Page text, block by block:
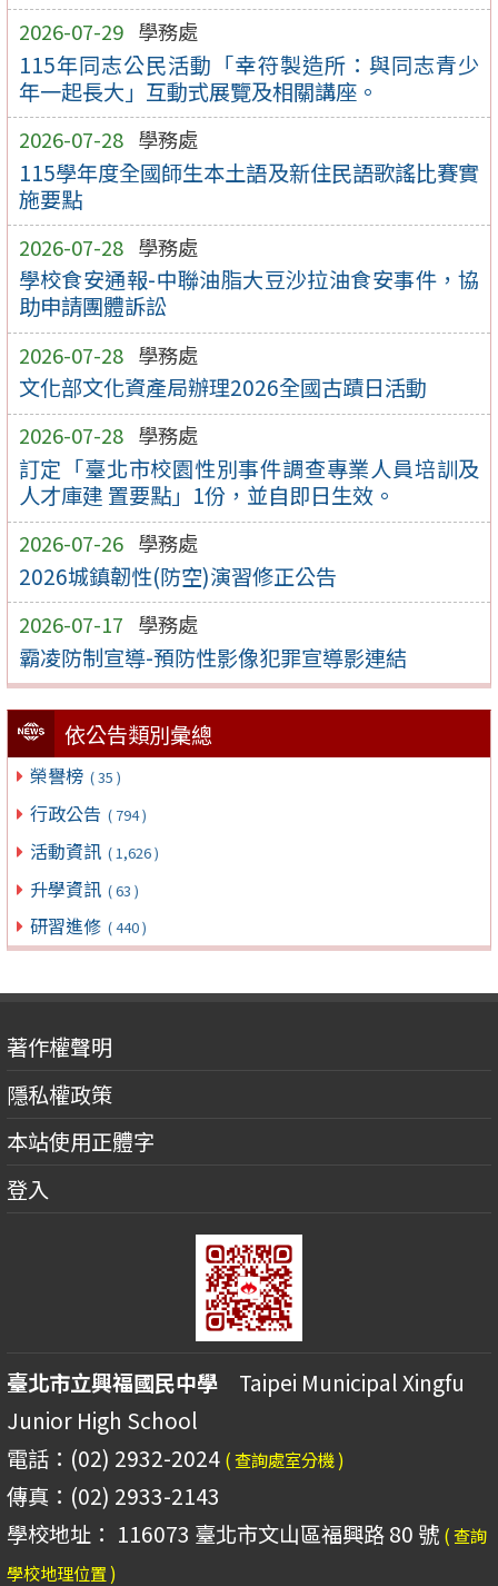
2026-07-29 學務處
115年同志公民活動「幸符製造所：與同志青少
年一起長大」互動式展覽及相關講座。
2026-07-28 學務處
115學年度全國師生本土語及新住民語歌謠比賽實
施要點
2026-07-28 學務處
學校食安通報-中聯油脂大豆沙拉油食安事件，協
助申請團體訴訟
2026-07-28 學務處
文化部文化資產局辦理2026全國古蹟日活動
2026-07-28 學務處
訂定「臺北市校園性別事件調查專業人員培訓及
人才庫建 置要點」1份，並自即日生效。
2026-07-26 學務處
2026城鎮韌性(防空)演習修正公告
2026-07-17 學務處
霸凌防制宣導-預防性影像犯罪宣導影連結
依公告類別彙總
榮譽榜 ( 35 )
行政公告 ( 794 )
活動資訊 ( 1,626 )
升學資訊 ( 63 )
研習進修 ( 440 )
著作權聲明
隱私權政策
本站使用正體字
登入
臺北市立興福國民中學 Taipei Municipal Xingfu
Junior High School
電話：(02) 2932-2024 ( 查詢處室分機 )
傳真：(02) 2933-2143
學校地址： 116073 臺北市文山區福興路 80 號 ( 查詢
學校地理位置 )